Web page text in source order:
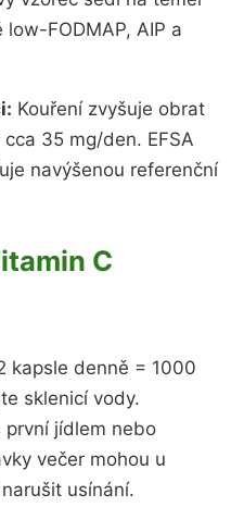
FODMAP, AIP a
Kouření zvyšuje obrat
35 mg/den. EFSA
navýšenou referenční
C
kapsle denně = 1000
sklenicí vody.
první jídlem nebo
večer mohou u
usínání.